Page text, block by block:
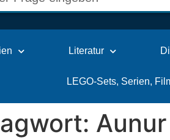
Literatur
LEGO-Sets, Serien,
Aunur